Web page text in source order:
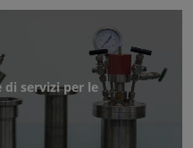
servizi per le